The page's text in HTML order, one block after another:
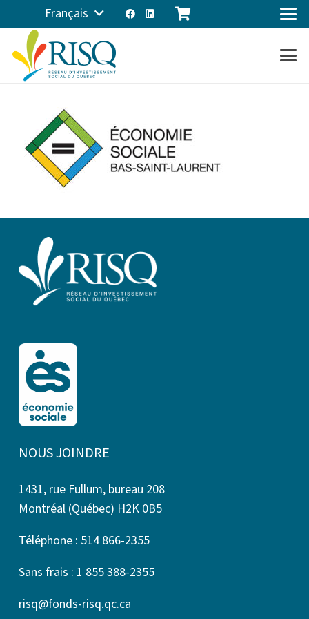
Français
NOUS JOINDRE
1431, rue Fullum, bureau 208
Montréal (Québec) H2K 0B5
Téléphone : 514 866-2355
Sans frais : 1 855 388-2355
risq@fonds-risq.qc.ca